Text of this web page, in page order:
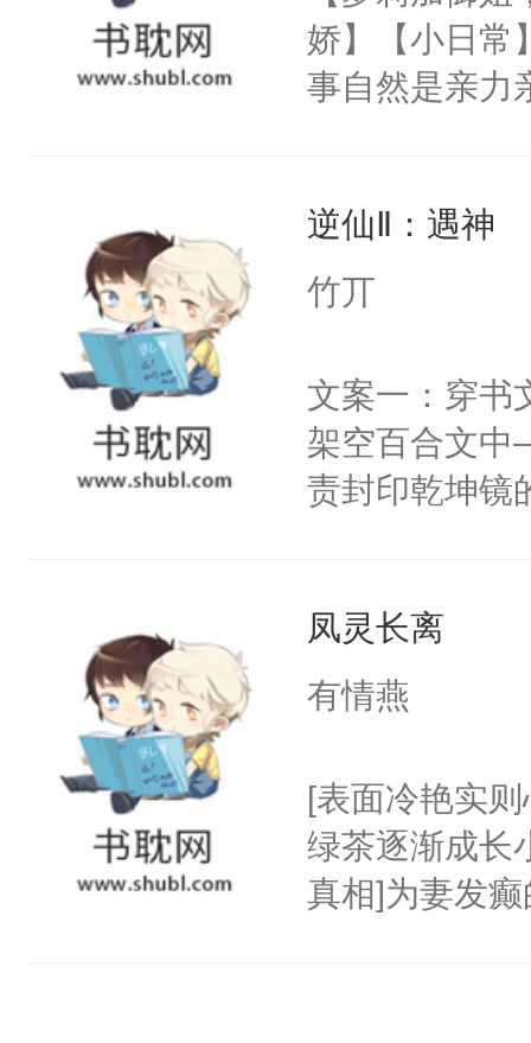
根。她的眼中
爱慕沈芸澜看
娇】【小日常
事自然是亲力
无比上心的啊
重要的是，身
逆仙Ⅱ：遇神
竹丌
文案一：穿书
架空百合文
责封印乾坤镜
主之位的风伊
烟，二人相识
归，大限将
义，风伊舍身
千钧一发之际
而退。大战
凤灵长离
有情燕
[表面冷艳实
绿茶逐渐成长
真相]为妻发